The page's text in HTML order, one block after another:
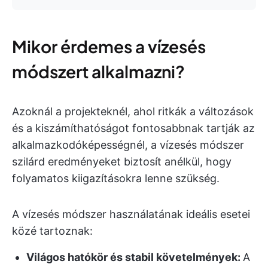
Mikor érdemes a vízesés
módszert alkalmazni?
Azoknál a projekteknél, ahol ritkák a változások
és a kiszámíthatóságot fontosabbnak tartják az
alkalmazkodóképességnél, a vízesés módszer
szilárd eredményeket biztosít anélkül, hogy
folyamatos kiigazításokra lenne szükség.
A vízesés módszer használatának ideális esetei
közé tartoznak:
Világos hatókör és stabil követelmények: A